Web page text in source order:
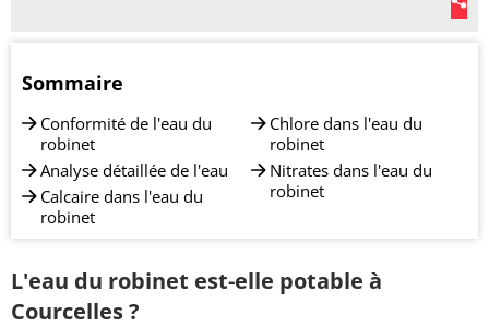
Sommaire
Conformité de l'eau du
robinet
Analyse détaillée de l'eau
Calcaire dans l'eau du
robinet
Chlore dans l'eau du
robinet
Nitrates dans l'eau du
robinet
L'eau du robinet est-elle potable à
Courcelles ?